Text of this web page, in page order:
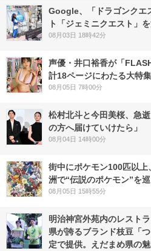
Google、「ドラゴンクエ
ト「ジェミニクエスト」
08月03日 18時42分
声優・井口裕香が「
計18ページにわたる大特集
08月05日 7時00分
松村北斗と今田美桜、急
の方へ届けていけたら」
08月04日 14時00分
街中にポケモン100匹以
洲で“伝説のポケモン”を
08月05日 15時55分
明治神宮外苑内のレスト
県が誇るブランド枝豆「
定で提供。えだまめ県の